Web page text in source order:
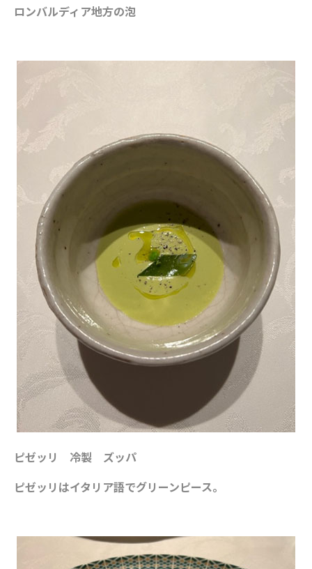
ロンバルディア地方の泡
ピゼッリ 冷製 ズッパ
ピゼッリはイタリア語でグリーンピース。